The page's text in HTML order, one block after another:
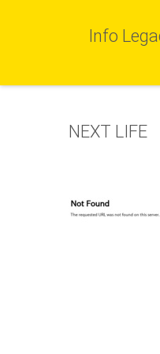
Info
NEXT LIFE